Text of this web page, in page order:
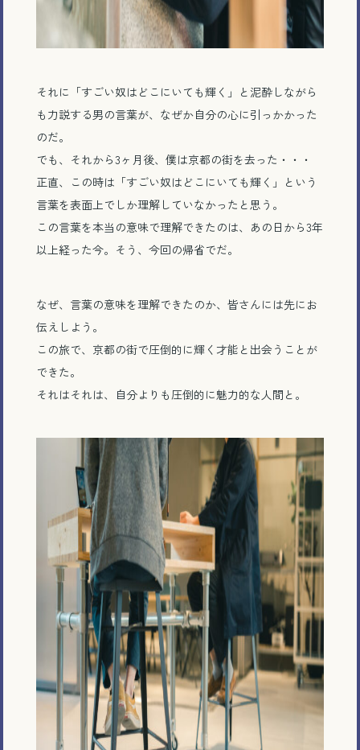
それに「すごい奴はどこにいても輝く」と泥酔しながら
も力説する男の言葉が、なぜか自分の心に引っかかった
のだ。
でも、それから3ヶ月後、僕は京都の街を去った・・・
正直、この時は「すごい奴はどこにいても輝く」という
言葉を表面上でしか理解していなかったと思う。
この言葉を本当の意味で理解できたのは、あの日から3年
以上経った今。そう、今回の帰省でだ。
なぜ、言葉の意味を理解できたのか、皆さんには先にお
伝えしよう。
この旅で、京都の街で圧倒的に輝く才能と出会うことが
できた。
それはそれは、自分よりも圧倒的に魅力的な人間と。